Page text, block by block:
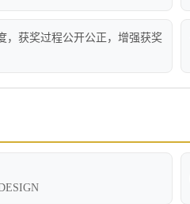
，获奖过程公开公正，增强获奖